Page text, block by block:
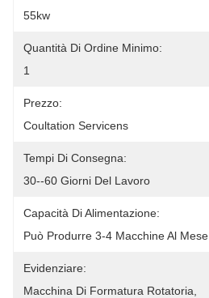
55kw
Quantità Di Ordine Minimo:
1
Prezzo:
Coultation Servicens
Tempi Di Consegna:
30--60 Giorni Del Lavoro
Capacità Di Alimentazione:
Può Produrre 3-4 Macchine Al Mese
Evidenziare:
Macchina Di Formatura Rotatoria